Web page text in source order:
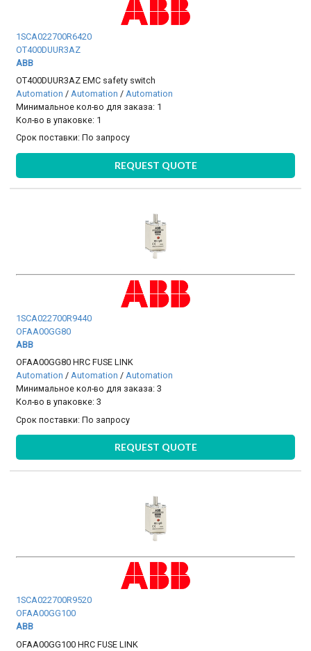
1SCA022700R6420
OT400DUUR3AZ
ABB
OT400DUUR3AZ EMC safety switch
Automation / Automation / Automation
Минимальное кол-во для заказа: 1
Кол-во в упаковке: 1
Срок поставки:По запросу
REQUEST QUOTE
1SCA022700R9440
OFAA00GG80
ABB
OFAA00GG80 HRC FUSE LINK
Automation /Automation /Automation
Минимальное кол-во для заказа: 3
Кол-во в упаковке: 3
Срок поставки:По запросу
REQUEST QUOTE
1SCA022700R9520
OFAA00GG100
ABB
OFAA00GG100 HRC FUSE LINK